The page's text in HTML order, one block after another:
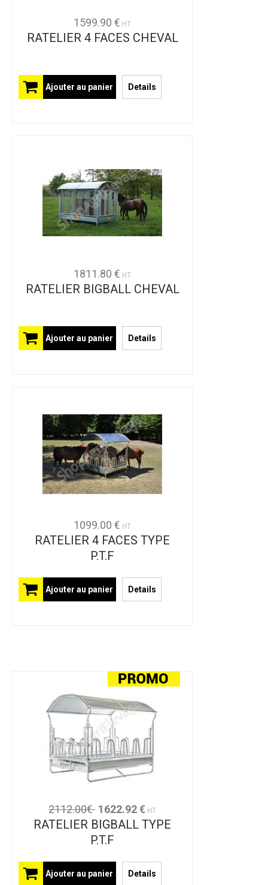
1599.90 € HT
RATELIER 4 FACES CHEVAL
Ajouter au panier Details
1811.80 € HT
RATELIER BIGBALL CHEVAL
Ajouter au panier Details
1099.00 € HT
RATELIER 4 FACES TYPE
P.T.F
Ajouter au panier Details
2112.00€ 1622.92 € HT
RATELIER BIGBALL TYPE
P.T.F
Ajouter au panier Details